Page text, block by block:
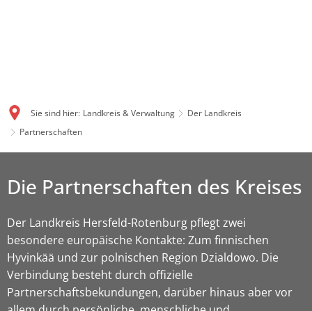
Sie sind hier: Landkreis & Verwaltung
Der Landkreis
Partnerschaften
Die Partnerschaften des Kreises
Der Landkreis Hersfeld-Rotenburg pflegt zwei
besondere europäische Kontakte: Zum finnischen
Hyvinkää und zur polnischen Region Dzialdowo. Die
Verbindung besteht durch offizielle
Partnerschaftsbekundungen, darüber hinaus aber vor